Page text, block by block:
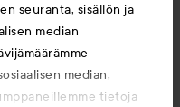
seuranta, sisällön ja
median
median,
tietoja